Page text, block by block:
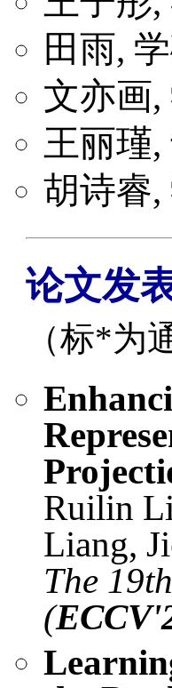
田雨,
文亦画,
王丽瑾
胡诗睿,
论文发
（标*为
Ruilin
Liang,
The
(